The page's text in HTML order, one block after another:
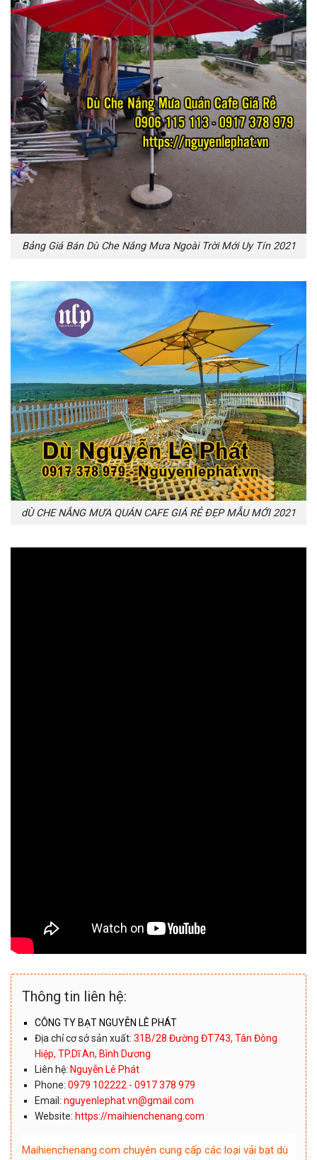
Bảng Giá Bán Dù Che Nắng Mưa Ngoài Trời Mới Uy Tín 2021
dÙ CHE NẮNG MƯA QUÁN CAFE GIÁ RẺ ĐẸP MẪU MỚI 2021
Thông tin liên hệ:
CÔNG TY BẠT NGUYỄN LÊ PHÁT
Địa chỉ cơ sở sản xuất: 31B/28 Đường ĐT743, Tân Đông
Hiệp, TP.Dĩ An, Bình Dương
Liên hệ: Nguyễn Lê Phát
Phone: 0979 102222 - 0917 378 979
Email:nguyenlephat.vn@gmail.com
Website: https://maihienchenang.com
Maihienchenang.com chuyên cung cấp các loại vải bạt dù